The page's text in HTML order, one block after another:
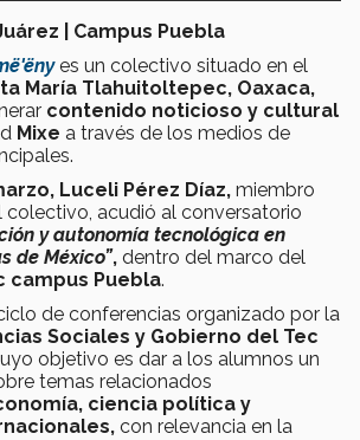
| Campus Puebla
es un colectivo situado en el
María Tlahuitoltepec, Oaxaca,
contenido noticioso y cultural
Mixe a través de los medios de
Luceli Pérez Díaz, miembro
colectivo, acudió al conversatorio
y autonomía tecnológica en
de México”, dentro del marco del
campus Puebla.
de conferencias organizado por la
Sociales y Gobierno del Tec
objetivo es dar a los alumnos un
temas relacionados
ciencia política y
con relevancia en la